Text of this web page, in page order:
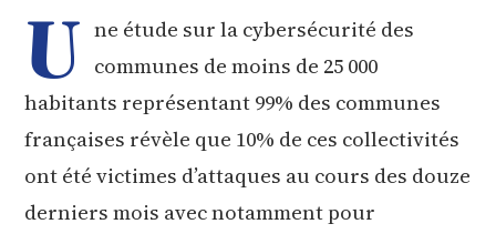
U ne étude sur la cybersécurité des
communes de moins de 25 000
habitants représentant 99% des communes
françaises révèle que 10% de ces collectivités
ont été victimes d’attaques au cours des douze
derniers mois avec notamment pour